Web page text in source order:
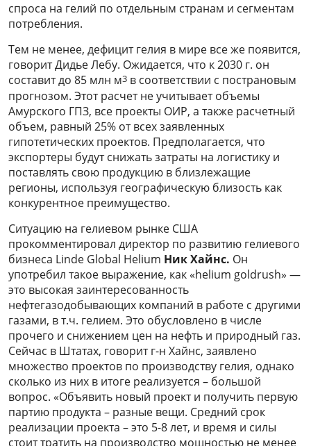
спроса на гелий по отдельным странам и сегментам
потребления.
Тем не менее, дефицит гелия в мире все же появится,
говорит Дидье Лебу. Ожидается, что к 2030 г. он
составит до 85 млн м3 в соответствии с пострановым
прогнозом. Этот расчет не учитывает объемы
Амурского ГПЗ, все проекты ОИР, а также расчетный
объем, равный 25% от всех заявленных
гипотетических проектов. Предполагается, что
экспортеры будут снижать затраты на логистику и
поставлять свою продукцию в близлежащие
регионы, используя географическую близость как
конкурентное преимущество.
Ситуацию на гелиевом рынке США
прокомментировал директор по развитию гелиевого
бизнеса Linde Global Helium Ник Хайнс. Он
употребил такое выражение, как «helium goldrush» —
это высокая заинтересованность
нефтегазодобывающих компаний в работе с другими
газами, в т.ч. гелием. Это обусловлено в числе
прочего и снижением цен на нефть и природный газ.
Сейчас в Штатах, говорит г-н Хайнс, заявлено
множество проектов по производству гелия, однако
сколько из них в итоге реализуется – большой
вопрос. «Объявить новый проект и получить первую
партию продукта – разные вещи. Средний срок
реализации проекта – это 5-8 лет, и время и силы
стоит тратить на производство мощностью не менее